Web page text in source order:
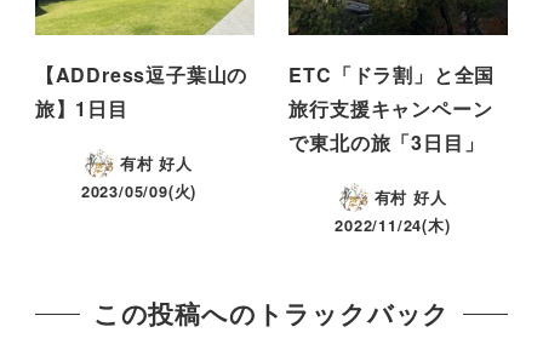
【ADDress逗子葉山の
旅】1日目
有村 好人
2023/05/09(火)
ETC「ドラ割」と全国
旅行支援キャンペーン
で東北の旅「3日目」
有村 好人
2022/11/24(木)
この投稿へのトラックバック